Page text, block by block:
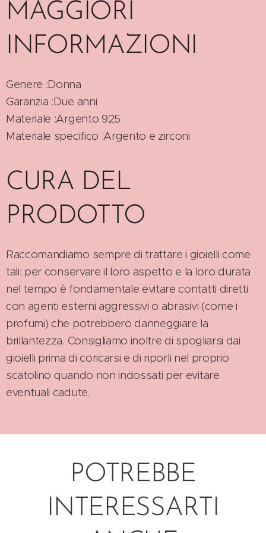
MAGGIORI
INFORMAZIONI
Genere :Donna
Garanzia :Due anni
Materiale :Argento 925
Materiale specifico :Argento e zirconi
CURA DEL
PRODOTTO
Raccomandiamo sempre di trattare i gioielli come
tali: per conservare il loro aspetto e la loro durata
nel tempo è fondamentale evitare contatti diretti
con agenti esterni aggressivi o abrasivi (come i
profumi) che potrebbero danneggiare la
brillantezza. Consigliamo inoltre di spogliarsi dai
gioielli prima di coricarsi e di riporli nel proprio
scatolino quando non indossati per evitare
eventuali cadute.
POTREBBE
INTERESSARTI